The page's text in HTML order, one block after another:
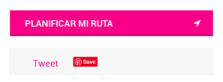
PLANIFICAR MI RUTA
Tweet Save